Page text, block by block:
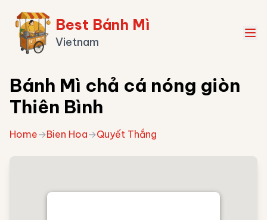
Best Bánh Mì
Vietnam
Bánh Mì chả cá nóng giòn
Thiên Bình
Home→Bien Hoa→Quyết Thắng